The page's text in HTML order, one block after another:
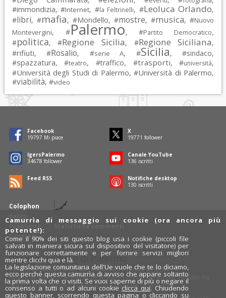
#immondizia, #Internet, #la Feltrinelli, #Leoluca Orlando,
#libri, #mafia, #Mondello, #mostre, #musica, #Nuovo
Montevergini, #Palermo, #Partito Democratico,
#politica, #Regione Sicilia, #Regione Siciliana,
#rifiuti, #Rosalio, #serie A, #Sicilia, #sindaco,
#spazzatura, #teatro, #traffico, #trasporti, #università,
#Università degli Studi di Palermo, #Università di Palermo,
#viabilità, #video
Colophon
Policy
Pubblicità
Contatti
Statistiche commenti
Facebook
19797 Mi piace
X
19771 follower
IgersPalermo
34678 follower
Canale YouTube
136 iscritti
Feed RSS
Notifiche desktop
130 iscritti
Rosalio è il blog di Palermo
754 autoriraccontano Palermo dal loro punto di vista.
Anche tu puoi essere uno degli autori: inviaci un' e-mail. Rosalio ha
anche una sezionefotobloge una sezionevideoblog.
Camurrìa di messaggio sui cookie (ora ancora più
potente!):
Come il 90% dei siti questo blog usa i cookie (piccoli file
salvati in maniera sicura sul dispositivo del visitatore) per
funzionare correttamente e per fornire servizi migliori
mentre clicchi qua e là.
La legislazione comunitaria dell'Ue vuole che te lo diciamo,
ecco perché questa camurrìa di avviso che appare soltanto
la prima volta che ci visiti. Se vuoi saperne di più o negare il
consenso a tutti o ad alcuni cookie clicca qui. Chiudendo
questo banner, scorrendo questa pagina o cliccando su